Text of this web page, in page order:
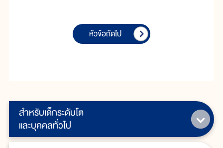
สำหรับเด็กระดับโต
และบุคคลทั่วไป
หัวข้อถัดไป